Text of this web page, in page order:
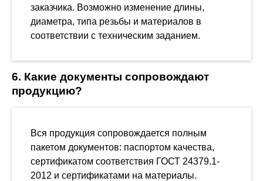
заказчика. Возможно изменение длины,
диаметра, типа резьбы и материалов в
соответствии с техническим заданием.
6. Какие документы сопровождают
продукцию?
Вся продукция сопровождается полным
пакетом документов: паспортом качества,
сертификатом соответствия ГОСТ 24379.1-
2012 и сертификатами на материалы.